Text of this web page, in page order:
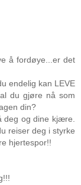
å fordøye...er det
endelig kan LEVE
du gjøre nå som
din?
deg og dine kjære.
reiser deg i styrke
hjertespor!!